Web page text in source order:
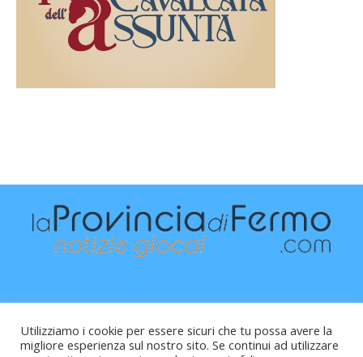
Utilizziamo i cookie per essere sicuri che tu possa avere la
migliore esperienza sul nostro sito. Se continui ad utilizzare